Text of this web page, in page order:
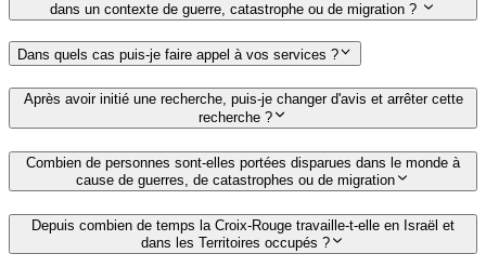
dans un contexte de guerre, catastrophe ou de migration ?
Dans quels cas puis-je faire appel à vos services ?
Après avoir initié une recherche, puis-je changer d'avis et arrêter cette
recherche ?
Combien de personnes sont-elles portées disparues dans le monde à
cause de guerres, de catastrophes ou de migration
Depuis combien de temps la Croix-Rouge travaille-t-elle en Israël et
dans les Territoires occupés ?